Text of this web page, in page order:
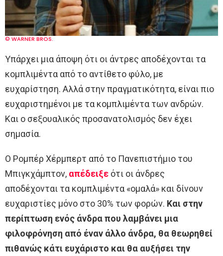
© WARNER BROS.
Υπάρχει μια άποψη ότι οι άντρες αποδέχονται τα
κομπλιμέντα από το αντίθετο φύλο, με
ευχαρίστηση. Αλλά στην πραγματικότητα, είναι πιο
ευχαριστημένοι με τα κομπλιμέντα των ανδρών.
Και ο σεξουαλικός προσανατολισμός δεν έχει
σημασία.
Ο Ρομπέρ Χέρμπερτ από το Πανεπιστήμιο του
Μπιγκχάμπτον, απέδειξε ότι οι άνδρες
αποδέχονται τα κομπλιμέντα «ομαλά» και δίνουν
ευχαριστίες μόνο στο 30% των φορών. Και στην
περίπτωση ενός άνδρα που λαμβάνει μια
φιλοφρόνηση από έναν άλλο άνδρα, θα θεωρηθεί
πιθανώς κάτι ευχάριστο και θα αυξήσει την